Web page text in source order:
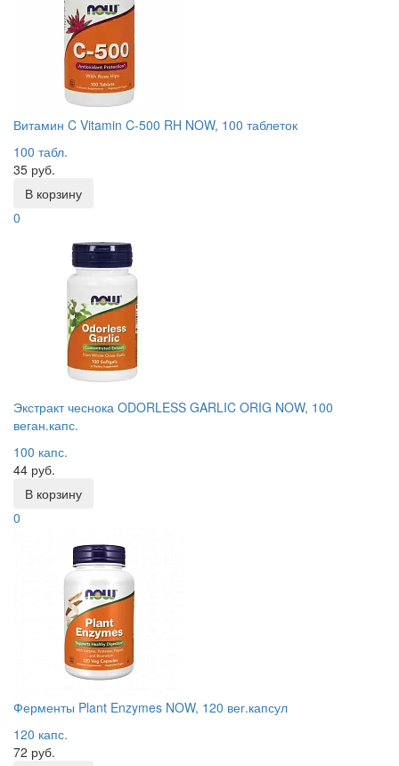
Витамин C Vitamin C-500 RH NOW, 100 таблеток
100 табл.
35 руб.
В корзину
0
Экстракт чеснока ODORLESS GARLIC ORIG NOW, 100
веган.капс.
100 капс.
44 руб.
В корзину
0
Ферменты Plant Enzymes NOW, 120 вег.капсул
120 капс.
72 руб.